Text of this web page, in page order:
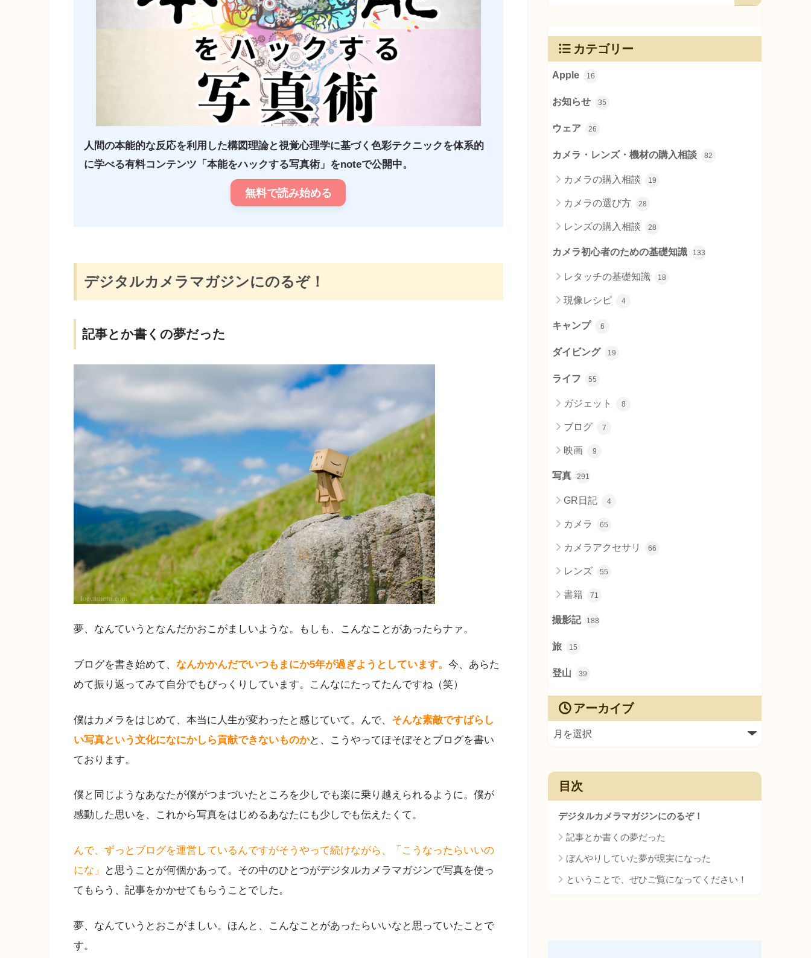
人間の本能的な反応を利用した構図理論と視覚心理学に基づく色彩テクニックを体系的
に学べる有料コンテンツ「本能をハックする写真術」をnoteで公開中。
無料で読み始める
デジタルカメラマガジンにのるぞ！
記事とか書くの夢だった
夢、なんていうとなんだかおこがましいような。もしも、こんなことがあったらナァ。
ブログを書き始めて、 なんかかんだでいつもまにか5年が過ぎようとしています。 今、あらた
めて振り返ってみて自分でもびっくりしています。こんなにたってたんですね（笑）
僕はカメラをはじめて、本当に人生が変わったと感じていて。んで、 そんな素敵ですばらし
い写真という文化になにかしら貢献できないものかと、こうやってほそぼそとブログを書い
ております。
僕と同じようなあなたが僕がつまづいたところを少しでも楽に乗り越えられるように。僕が
感動した思いを、これから写真をはじめるあなたにも少しでも伝えたくて。
んで、ずっとブログを運営しているんですがそうやって続けながら、
「こうなったらいいの
にな」
と思うことが何個かあって。その中のひとつがデジタルカメラマガジンで写真を使っ
てもらう、記事をかかせてもらうことでした。
夢、なんていうとおこがましい。ほんと、こんなことがあったらいいなと思っていたことで
す。
カテゴリー
Apple 16
お知らせ 35
ウェア 26
カメラ・レンズ・機材の購入相談 82
カメラの購入相談 19
カメラの選び方 28
レンズの購入相談 28
カメラ初心者のための基礎知識 133
レタッチの基礎知識 18
現像レシピ 4
キャンプ 6
ダイビング 19
ライフ 55
ガジェット 8
ブログ 7
映画 9
写真 291
GR日記 4
カメラ 65
カメラアクセサリ 66
レンズ 55
書籍 71
撮影記 188
旅 15
登山 39
アーカイブ
目次
デジタルカメラマガジンにのるぞ！
記事とか書くの夢だった
ぼんやりしていた夢が現実になった
ということで、ぜひご覧になってください！